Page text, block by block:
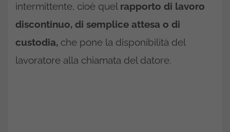
intermittente, cioè quel rapporto di lavoro
discontinuo, di semplice attesa o di
custodia, che pone la disponibilità del
lavoratore alla chiamata del datore.